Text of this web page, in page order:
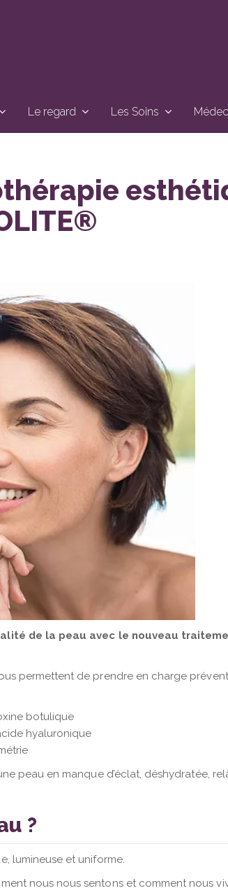
Le regard Les Soins
de la peau avec le nouveau
permettent de prendre en charge
botulique
hyaluronique
peau en manque d’éclat, déshydratée,
?
lumineuse et uniforme.
nous nous sentons et comment nous